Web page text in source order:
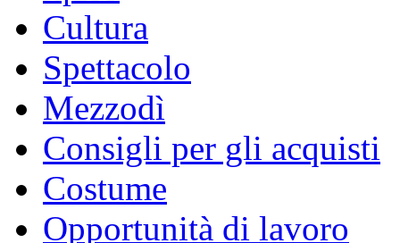
Cultura
Spettacolo
Mezzodì
Consigli per gli acquisti
Costume
Opportunità di lavoro